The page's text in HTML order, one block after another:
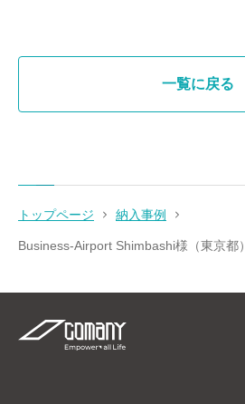
一覧に戻る
トップページ 納入事例
Business-Airport Shimbashi様（東京都）